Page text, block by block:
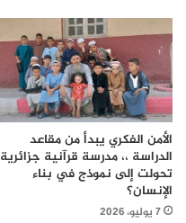
الأمن الفكري يبدأ من مقاعد
الدراسة ،، مدرسة قرآنية جزائرية
تحولت إلى نموذج في بناء
الإنسان؟
7 يوليو، 2026